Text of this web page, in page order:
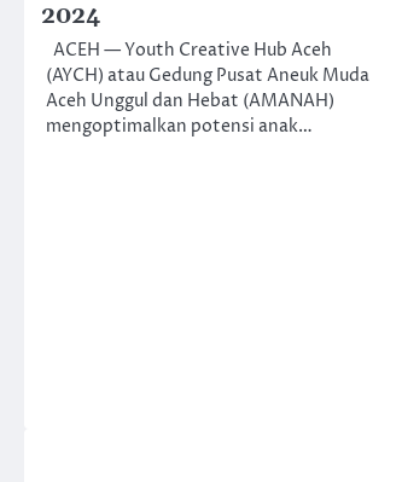
2024
ACEH — Youth Creative Hub Aceh
(AYCH) atau Gedung Pusat Aneuk Muda
Aceh Unggul dan Hebat (AMANAH)
mengoptimalkan potensi anak…